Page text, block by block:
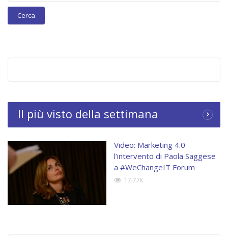
Il più visto della settimana
Video: Marketing 4.0
l’intervento di Paola Saggese
a #WeChangeIT Forum
17.77K